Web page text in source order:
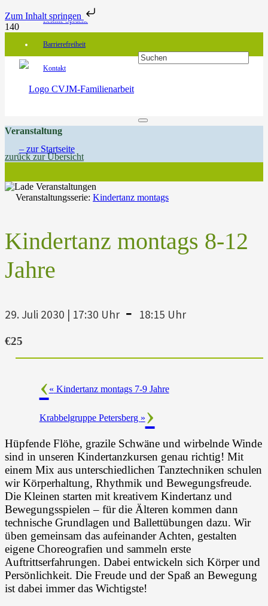
Zum Inhalt springen
Leichte Sprache
Barrierefreiheit
Kontakt
Veranstaltung
zurück zur Übersicht
Veranstaltungsserie: Kindertanz montags
Kindertanz montags 8-12
Jahre
29. Juli 2030 | 17:30 Uhr - 18:15 Uhr
€25
« Kindertanz montags 7-9 Jahre
Krabbelgruppe Petersberg »
Hüpfende Flöhe, grazile Schwäne und wirbelnde Winde
sind in unseren Kindertanzkursen genau richtig! Mit
einem Mix aus unterschiedlichen Tanztechniken schulen
wir Körperhaltung, Rhythmik und Bewegungsfreude.
Die Kleinen starten mit kreativem Kindertanz und
Bewegungsspielen – für die Älteren kommen dann
technische Grundlagen und Ballettübungen dazu. Wir
üben gemeinsam das aufeinander Achten, gestalten
eigene Choreografien und sammeln erste
Auftrittserfahrungen. Dabei entwickeln sich Körper und
Persönlichkeit. Die Freude und der Spaß an Bewegung
ist dabei immer das Wichtigste!